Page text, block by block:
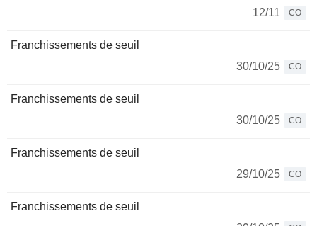
12/11
CO
Franchissements de seuil
30/10/25
CO
Franchissements de seuil
30/10/25
CO
Franchissements de seuil
29/10/25
CO
Franchissements de seuil